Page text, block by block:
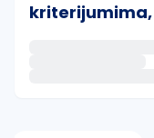
kriterijumima,